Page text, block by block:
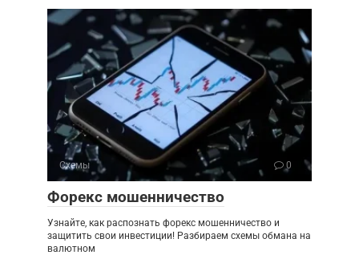
Схемы 0
Форекс мошенничество
Узнайте, как распознать форекс мошенничество и
защитить свои инвестиции! Разбираем схемы обмана на
валютном